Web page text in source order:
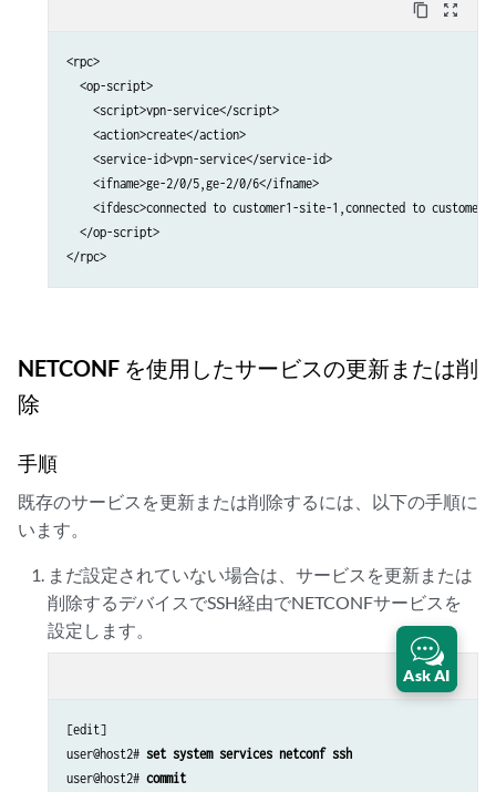
content_copy zoom_out_map
<rpc>
  <op-script>
    <script>vpn-service</script>
    <action>create</action>
    <service-id>vpn-service</service-id>
    <ifname>ge-2/0/5,ge-2/0/6</ifname>
<ifdesc>connected to customer1-site-1,connected to
  </op-script>
</rpc>
NETCONF を使用したサービスの更新または削
除
手順
既存のサービスを更新または削除するには、以下の手順に
います。
まだ設定されていない場合は、サービスを更新または
削除するデバイスでSSH経由でNETCONFサービスを
設定します。
content_copy zoom_out_map
[edit]
user@host2# set system services netconf ssh
user@host2# commit
Ask AI